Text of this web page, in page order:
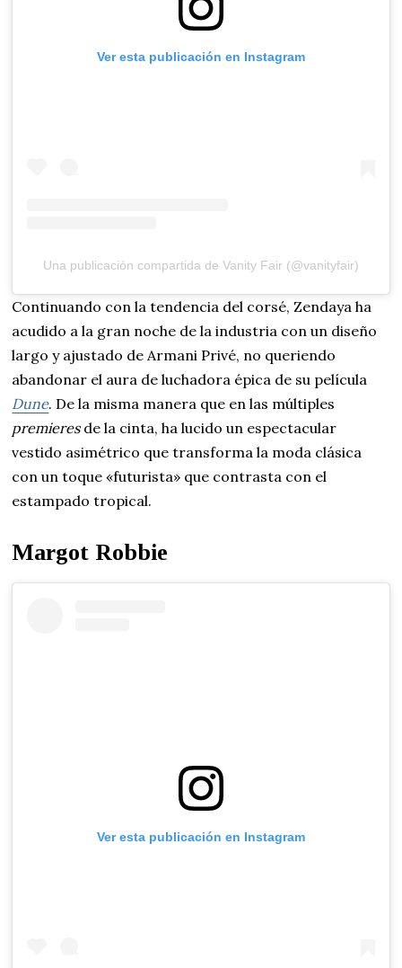
Ver esta publicación en Instagram
Una publicación compartida de Vanity Fair (@vanityfair)
Continuando con la tendencia del corsé, Zendaya ha
acudido a la gran noche de la industria con un diseño
largo y ajustado de Armani Privé, no queriendo
abandonar el aura de luchadora épica de su película
Dune. De la misma manera que en las múltiples
premieresde la cinta, ha lucido un espectacular
vestido asimétrico que transforma la moda clásica
con un toque «futurista» que contrasta con el
estampado tropical.
Margot Robbie
Ver esta publicación en Instagram